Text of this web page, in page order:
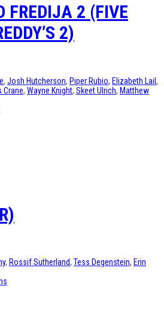
FREDIJA 2 (FIVE
2)
, Josh Hutcherson, Piper Rubio, Elizabeth Lail ,
Crane, Wayne Knight, Skeet Ulrich, Matthew
, Rossif Sutherland, Tess Degenstein, Erin